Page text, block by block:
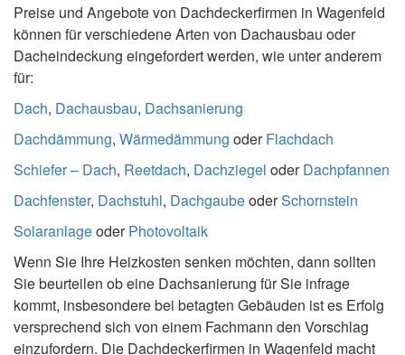
Preise und Angebote von Dachdeckerfirmen in Wagenfeld
können für verschiedene Arten von Dachausbau oder
Dacheindeckung eingefordert werden, wie unter anderem
für:
Dach, Dachausbau, Dachsanierung
Dachdämmung, Wärmedämmung oderFlachdach
Schiefer – Dach, Reetdach, Dachziegel oderDachpfannen
Dachfenster, Dachstuhl, DachgaubeoderSchornstein
SolaranlageoderPhotovoltaik
Wenn Sie Ihre Heizkosten senken möchten, dann sollten
Sie beurteilen ob eine Dachsanierung für Sie infrage
kommt, insbesondere bei betagten Gebäuden ist es Erfolg
versprechend sich von einem Fachmann den Vorschlag
einzufordern. Die Dachdeckerfirmen in Wagenfeld macht